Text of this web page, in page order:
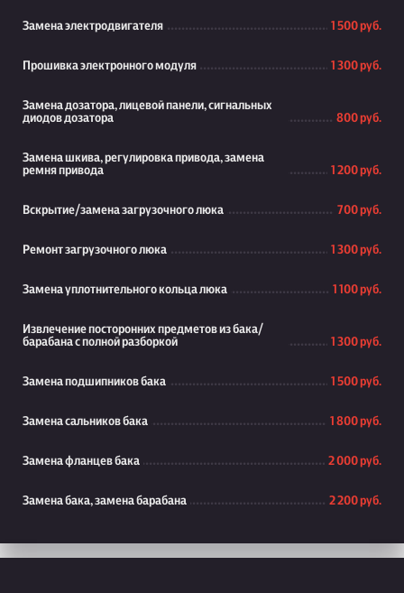
Замена электродвигателя 1 500 руб.
Прошивка электронного модуля 1 300 руб.
Замена дозатора, лицевой панели, сигнальных
диодов дозатора
800 руб.
Замена шкива, регулировка привода, замена
ремня привода
1 200 руб.
Вскрытие/замена загрузочного люка 700 руб.
Ремонт загрузочного люка 1 300 руб.
Замена уплотнительного кольца люка 1 100 руб.
Извлечение посторонних предметов из бака/
барабана с полной разборкой
1 300 руб.
Замена подшипников бака 1 500 руб.
Замена сальников бака 1 800 руб.
Замена фланцев бака 2 000 руб.
Замена бака, замена барабана 2 200 руб.